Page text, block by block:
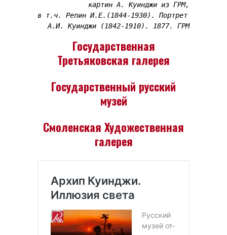
картин А. Куинджи из ГРМ,
в т.ч. Репин И.Е.(1844-1930). Портрет
А.И. Куинджи (1842-1910). 1877. ГРМ
Государственная
Третьяковская галерея
Государственный русский
музей
Смоленская Художественная
галерея